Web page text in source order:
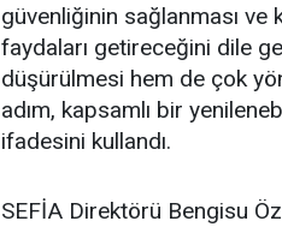
güvenliğinin sağlanması ve
faydaları getireceğini dile
düşürülmesi hem de çok
adım, kapsamlı bir
ifadesini kullandı.
SEFİA Direktörü Bengisu